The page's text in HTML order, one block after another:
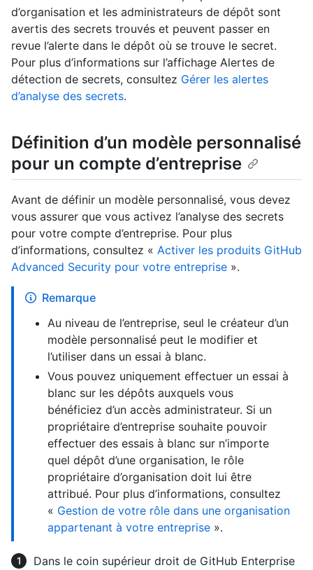
d’organisation et les administrateurs de dépôt sont
avertis des secrets trouvés et peuvent passer en
revue l’alerte dans le dépôt où se trouve le secret.
Pour plus d’informations sur l’affichage Alertes de
détection de secrets, consultez Gérer les alertes
d’analyse des secrets.
Définition d’un modèle personnalisé
pour un compte d’entreprise
Avant de définir un modèle personnalisé, vous devez
vous assurer que vous activez l’analyse des secrets
pour votre compte d’entreprise. Pour plus
d’informations, consultez « Activer les produits GitHub
Advanced Security pour votre entreprise ».
Remarque
Au niveau de l’entreprise, seul le créateur d’un
modèle personnalisé peut le modifier et
l’utiliser dans un essai à blanc.
Vous pouvez uniquement effectuer un essai à
blanc sur les dépôts auxquels vous
bénéficiez d’un accès administrateur. Si un
propriétaire d’entreprise souhaite pouvoir
effectuer des essais à blanc sur n’importe
quel dépôt d’une organisation, le rôle
propriétaire d’organisation doit lui être
attribué. Pour plus d’informations, consultez
« Gestion de votre rôle dans une organisation
appartenant à votre entreprise ».
Dans le coin supérieur droit de GitHub Enterprise